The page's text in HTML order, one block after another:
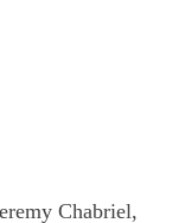
Chabriel,